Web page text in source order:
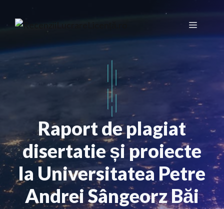
Meniu
Raport de plagiat
disertatie și proiecte
la Universitatea Petre
Andrei Sângeorz Băi